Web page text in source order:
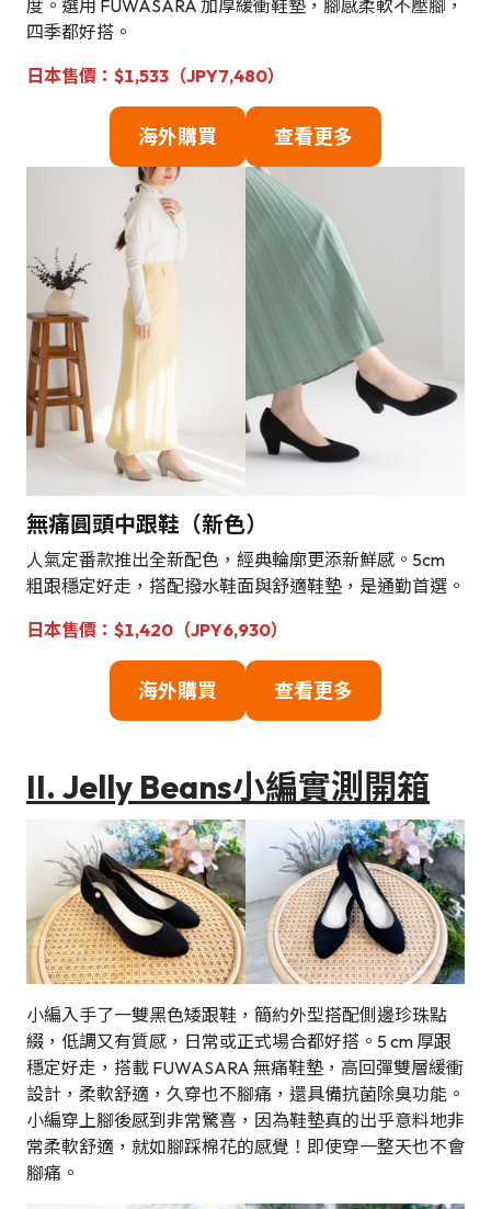
度。選用 FUWASARA 加厚緩衝鞋墊，腳感柔軟不壓腳，
四季都好搭。
日本售價：$1,533（JPY7,480）
海外購買 查看更多
無痛圓頭中跟鞋（新色）
人氣定番款推出全新配色，經典輪廓更添新鮮感。5cm
粗跟穩定好走，搭配撥水鞋面與舒適鞋墊，是通勤首選。
日本售價：$1,420（JPY6,930）
海外購買 查看更多
II. Jelly Beans小編實測開箱
小編入手了一雙黑色矮跟鞋，簡約外型搭配側邊珍珠點
綴，低調又有質感，日常或正式場合都好搭。5 cm 厚跟
穩定好走，搭載 FUWASARA 無痛鞋墊，高回彈雙層緩衝
設計，柔軟舒適，久穿也不腳痛，還具備抗菌除臭功能。
小編穿上腳後感到非常驚喜，因為鞋墊真的出乎意料地非
常柔軟舒適，就如腳踩棉花的感覺！即使穿一整天也不會
腳痛。